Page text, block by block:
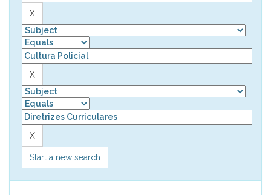
Start a new search